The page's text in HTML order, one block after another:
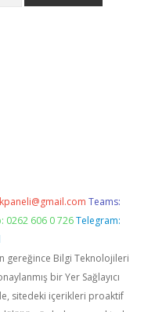
Teams:
0262 606 0 726 Telegram:
gereğince Bilgi Teknolojileri
bir Yer Sağlayıcı
sitedeki içerikleri proaktif